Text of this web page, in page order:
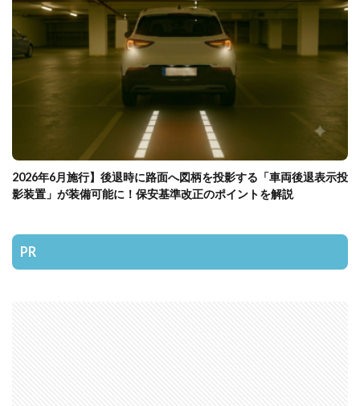
2026年6月施行】後退時に路面へ図柄を投影する「車両後退表示投
影装置」が装備可能に！保安基準改正のポイントを解説
PR